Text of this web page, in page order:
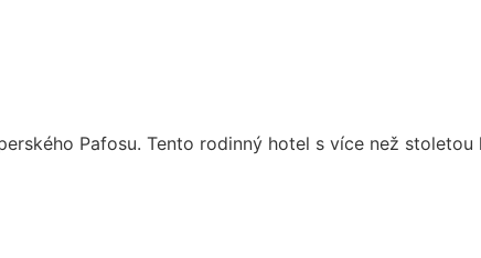
Pafosu. Tento rodinný hotel s více než